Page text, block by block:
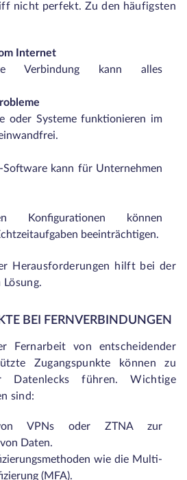
nicht perfekt. Zu den häufigsten
Internet
Verbindung kann alles
oder Systeme funktionieren im
Software kann für Unternehmen
Konfigurationen können
beeinträchtigen.
Herausforderungen hilft bei der
BEI FERNVERBINDUNGEN
Fernarbeit von entscheidender
Zugangspunkte können zu
Datenlecks führen. Wichtige
sind:
VPNs oder ZTNA zur
Daten.
wie die Multi-
(MFA).